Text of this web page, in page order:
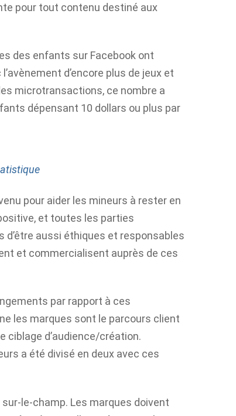
pour tout contenu destiné aux
des enfants sur Facebook ont
l’avènement d’encore plus de jeux et
microtransactions, ce nombre a
dépensant 10 dollars ou plus par
pour aider les mineurs à rester en
et toutes les parties
aussi éthiques et responsables
et commercialisent auprès de ces
par rapport à ces
les marques sont le parcours client
ciblage d’audience/création.
a été divisé en deux avec ces
le-champ. Les marques doivent